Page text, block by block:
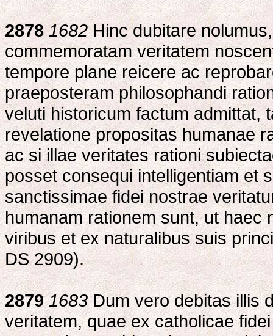
2878 1682Hinc dubitare
commemoratam veritatem
tempore plane reicere ac
praeposteram philosophandi
veluti historicum factum admittat,
revelatione propositas humanae
ac si illae veritates rationi
posset consequi intelligentiam et
sanctissimae fidei nostrae
humanam rationem sunt, ut haec
viribus et ex naturalibus suis
DS 2909).
2879 1683Dum vero debitas illis
veritatem, quae ex catholicae